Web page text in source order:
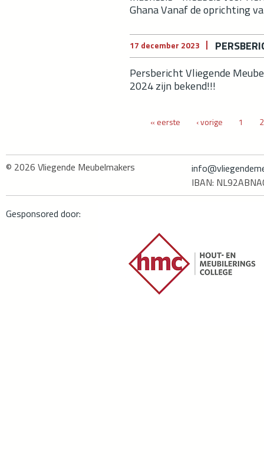
Ghana Vanaf de oprichting
17 december 2023
Persbericht Vliegende
2024 zijn bekend!!!
Pagina's« eerste ‹ vorige 1 2
© 2026 Vliegende Meubelmakers
IBAN:
Gesponsored door: